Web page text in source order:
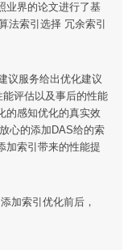
业界的论文进行了基
法索引选择 冗余索引
议服务给出优化建议
评估以及事后的性能
的感知优化的真实效
心的添加DAS给的索
加索引带来的性能提
加索引优化前后，